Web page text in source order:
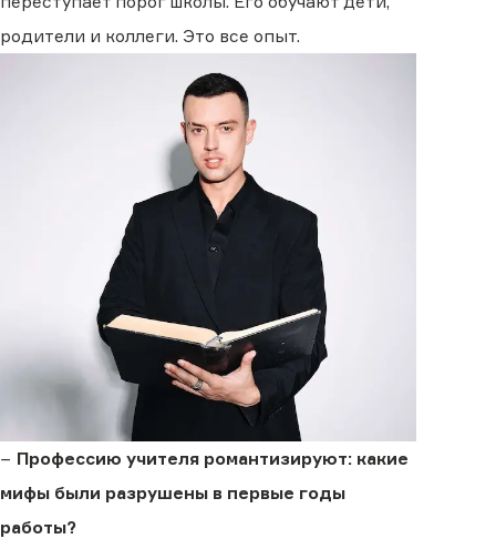
родители и коллеги. Это все опыт.
− Профессию учителя романтизируют: какие
мифы были разрушены в первые годы
работы?